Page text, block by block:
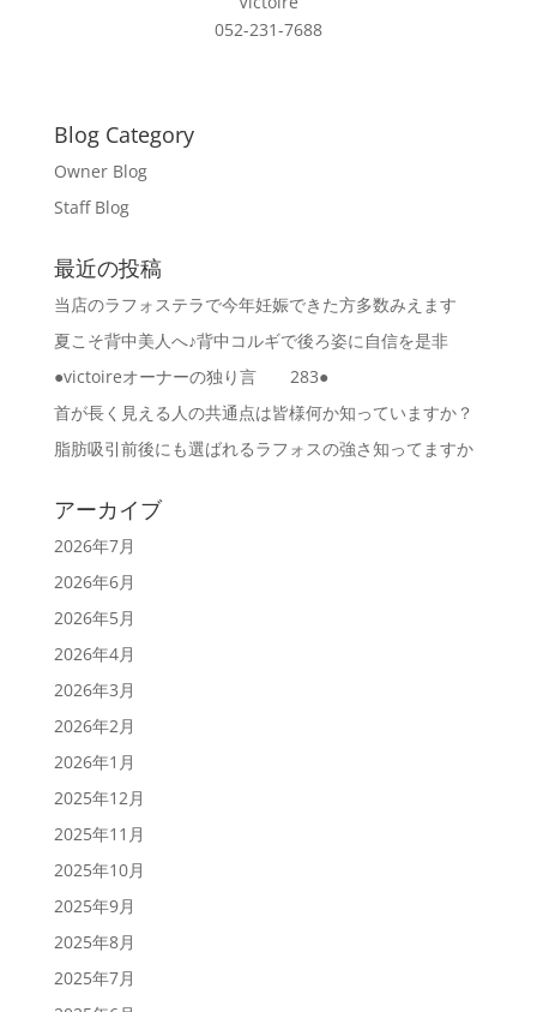
052-231-7688
Blog Category
Owner Blog
Staff Blog
最近の投稿
当店のラフォステラで今年妊娠できた方多数みえます
夏こそ背中美人へ♪背中コルギで後ろ姿に自信を是非
●victoireオーナーの独り言 283●
首が長く見える人の共通点は皆様何か知っていますか？
脂肪吸引前後にも選ばれるラフォスの強さ知ってますか
アーカイブ
2026年7月
2026年6月
2026年5月
2026年4月
2026年3月
2026年2月
2026年1月
2025年12月
2025年11月
2025年10月
2025年9月
2025年8月
2025年7月